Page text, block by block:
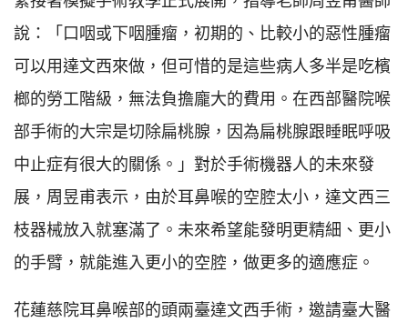
說：「口咽或下咽腫瘤，初期的、比較小的惡性腫瘤
可以用達文西來做，但可惜的是這些病人多半是吃檳
榔的勞工階級，無法負擔龐大的費用。在西部醫院喉
部手術的大宗是切除扁桃腺，因為扁桃腺跟睡眠呼吸
中止症有很大的關係。」對於手術機器人的未來發
展，周昱甫表示，由於耳鼻喉的空腔太小，達文西三
枝器械放入就塞滿了。未來希望能發明更精細、更小
的手臂，就能進入更小的空腔，做更多的適應症。
花蓮慈院耳鼻喉部的頭兩臺達文西手術，邀請臺大醫